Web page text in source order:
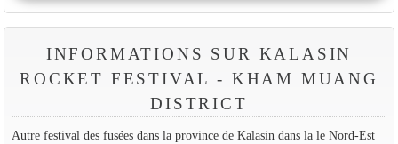
INFORMATIONS SUR KALASIN
ROCKET FESTIVAL - KHAM MUANG
DISTRICT
Autre festival des fusées dans la province de Kalasin dans la le Nord-Est